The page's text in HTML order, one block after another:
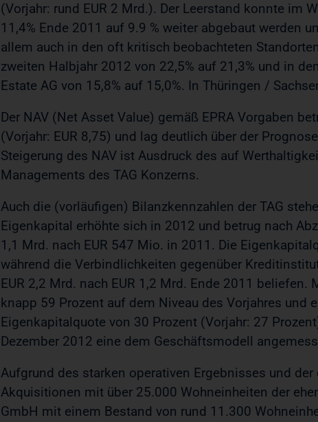
(Vorjahr: rund EUR 2 Mrd.). Der Leerstand konnte im
11,4% Ende 2011 auf 9.9 % weiter abgebaut werden
allem auch in den oft kritisch beobachteten
zweiten Halbjahr 2012 von 22,5% auf 21,3% und in
Estate AG von 15,8% auf 15,0%. In Thüringen /
Der NAV (Net Asset Value) gemäß EPRA Vorgaben
(Vorjahr: EUR 8,75) und lag deutlich über der
Steigerung des NAV ist Ausdruck des auf
Managements des TAG Konzerns.
Auch die (vorläufigen) Bilanzkennzahlen der TAG
Eigenkapital erhöhte sich in 2012 und betrug nach
1,1 Mrd. nach EUR 547 Mio. in 2011. Die
während die Verbindlichkeiten gegenüber
EUR 2,2 Mrd. nach EUR 1,2 Mrd. Ende 2011 beliefen.
knapp 59 Prozent auf dem Niveau des Vorjahres und
Eigenkapitalquote von 30 Prozent (Vorjahr: 27
Dezember 2012 eine dem Geschäftsmodell
Aufgrund des starken operativen Ergebnisses und
Akquisitionen mit über 25.000 Wohneinheiten der
GmbH mit einem Bestand von rund 11.300